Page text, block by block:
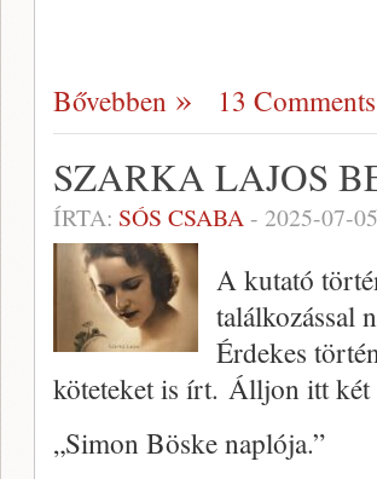
Bővebben 13 Comments
SZARKA LAJOS
ÍRTA: SÓS CSABA- 2025-07-05
A kutató
találkozással
Érdekes
köteteket is írt. Álljon itt két
„Simon Böske naplója.”